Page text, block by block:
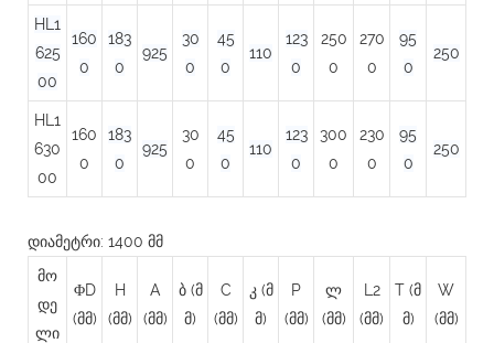
HL1
625
00
160
0
183
0
925
30
0
45
0
110
123
0
250
0
270
0
95
0
250
HL1
630
00
160
0
183
0
925
30
0
45
0
110
123
0
300
0
230
0
95
0
250
დიამეტრი: 1400 მმ
მო
დე
ლი
ΦD
(მმ)
H
(მმ)
A
(მმ)
ბ (მ
მ)
C
(მმ)
კ (მ
მ)
P
(მმ)
ლ
(მმ)
L2
(მმ)
T (მ
მ)
W
(მმ)